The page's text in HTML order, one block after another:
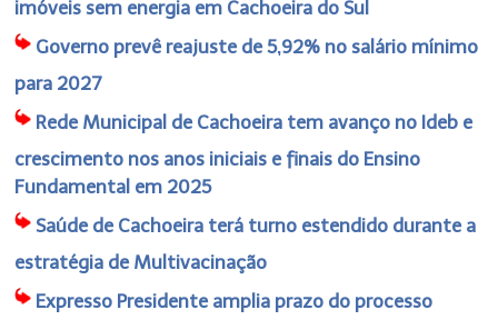
imóveis sem energia em Cachoeira do Sul
Governo prevê reajuste de 5,92% no salário mínimo
para 2027
Rede Municipal de Cachoeira tem avanço no Ideb e
crescimento nos anos iniciais e finais do Ensino
Fundamental em 2025
Saúde de Cachoeira terá turno estendido durante a
estratégia de Multivacinação
Expresso Presidente amplia prazo do processo